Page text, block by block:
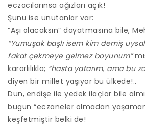
eczacılarınsa ağızları açık!
Şunu ise unutanlar var:
“Aşı olacaksın” dayatmasına bile,
“Yumuşak başlı isem kim demiş
fakat çekmeye gelmez boyunum”
kararlılıkla; “hasta yatarım, ama bu
diyen bir millet yaşıyor bu ülkede!..
Dün, endişe ile yedek ilaçlar bile
bugün “eczaneler olmadan
keşfetmiştir belki de!